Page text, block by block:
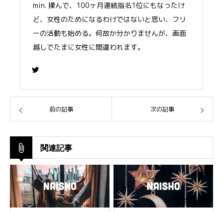
min. 揉んで、100ヶ月連続指名1位にもなったけ
ど、女性のためになるわけではないと思い、フリ
ーの活動も始める。何故か分かりませんが、画面
越しでたまに女性に間違われます。
前の記事 次の記事
関連記事